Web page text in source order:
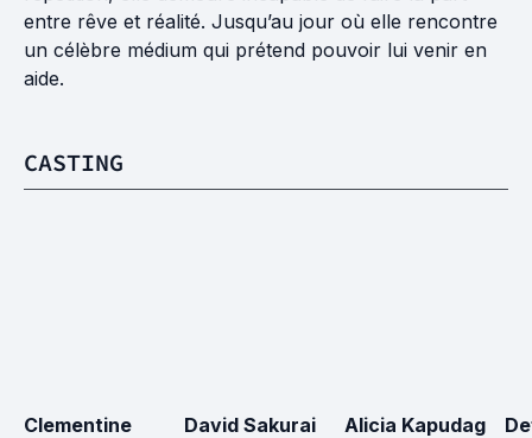
entre rêve et réalité. Jusqu’au jour où elle rencontre
un célèbre médium qui prétend pouvoir lui venir en
aide.
CASTING
Clementine
David Sakurai
Alicia Kapudag